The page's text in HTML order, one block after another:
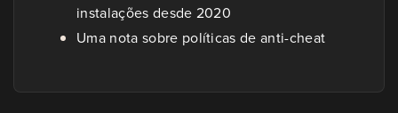
instalações desde 2020
Uma nota sobre políticas de anti-cheat